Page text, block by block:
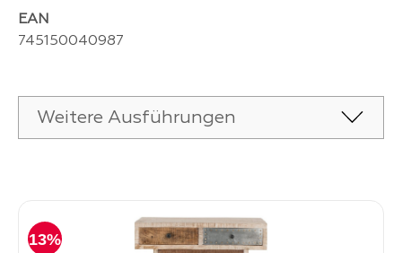
EAN
745150040987
Weitere Ausführungen
13%